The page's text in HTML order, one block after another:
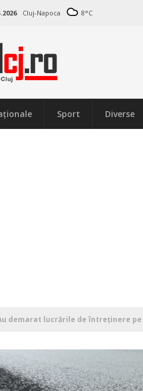
Cluj-Napoca 8°C
Sport Diverse
demarat lucrările de întreținere pe